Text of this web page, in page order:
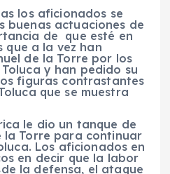
los aficionados se
buenas actuaciones de
de que esté en
a la vez han
de la Torre por los
y han pedido su
figuras contrastantes
que se muestra
le dio un tanque de
la Torre para continuar
Los aficionados en
en decir que la labor
la defensa, el ataque